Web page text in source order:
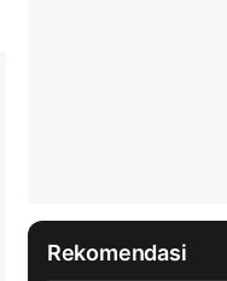
Rekomendasi